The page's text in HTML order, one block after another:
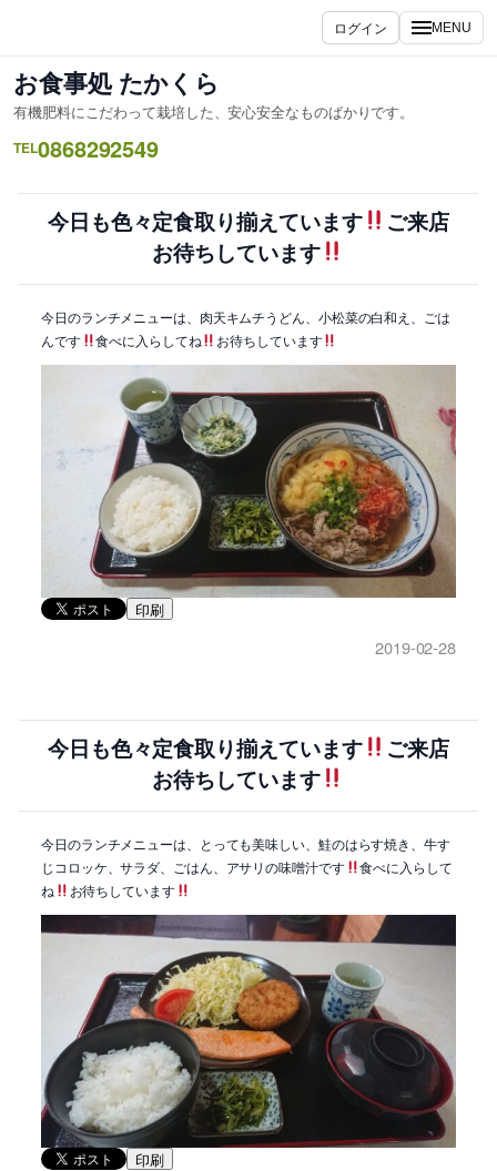
ス
キ
ッ
ログイン MENU
お食事処 たかくら
有機肥料にこだわって栽培した、安心安全なものばかりです。
TEL0868292549
今日も色々定食取り揃えています
ご来店
お待ちしています
今日のランチメニューは、肉天キムチうどん、小松菜の白和え、ごは
んです
食べに入らしてね お待ちしています
印刷
2019-02-28
今日も色々定食取り揃えています
ご来店
お待ちしています
今日のランチメニューは、とっても美味しい、鮭のはらす焼き、牛す
じコロッケ、サラダ、ごはん、アサリの味噌汁です
食べに入らして
ね
お待ちしています
印刷